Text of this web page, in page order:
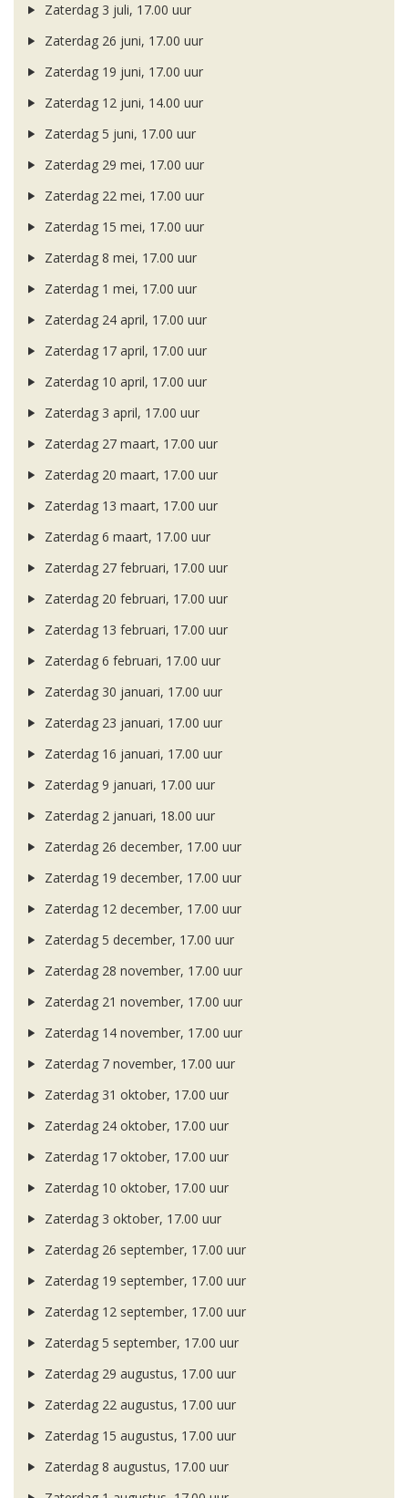
Zaterdag 3 juli, 17.00 uur
Zaterdag 26 juni, 17.00 uur
Zaterdag 19 juni, 17.00 uur
Zaterdag 12 juni, 14.00 uur
Zaterdag 5 juni, 17.00 uur
Zaterdag 29 mei, 17.00 uur
Zaterdag 22 mei, 17.00 uur
Zaterdag 15 mei, 17.00 uur
Zaterdag 8 mei, 17.00 uur
Zaterdag 1 mei, 17.00 uur
Zaterdag 24 april, 17.00 uur
Zaterdag 17 april, 17.00 uur
Zaterdag 10 april, 17.00 uur
Zaterdag 3 april, 17.00 uur
Zaterdag 27 maart, 17.00 uur
Zaterdag 20 maart, 17.00 uur
Zaterdag 13 maart, 17.00 uur
Zaterdag 6 maart, 17.00 uur
Zaterdag 27 februari, 17.00 uur
Zaterdag 20 februari, 17.00 uur
Zaterdag 13 februari, 17.00 uur
Zaterdag 6 februari, 17.00 uur
Zaterdag 30 januari, 17.00 uur
Zaterdag 23 januari, 17.00 uur
Zaterdag 16 januari, 17.00 uur
Zaterdag 9 januari, 17.00 uur
Zaterdag 2 januari, 18.00 uur
Zaterdag 26 december, 17.00 uur
Zaterdag 19 december, 17.00 uur
Zaterdag 12 december, 17.00 uur
Zaterdag 5 december, 17.00 uur
Zaterdag 28 november, 17.00 uur
Zaterdag 21 november, 17.00 uur
Zaterdag 14 november, 17.00 uur
Zaterdag 7 november, 17.00 uur
Zaterdag 31 oktober, 17.00 uur
Zaterdag 24 oktober, 17.00 uur
Zaterdag 17 oktober, 17.00 uur
Zaterdag 10 oktober, 17.00 uur
Zaterdag 3 oktober, 17.00 uur
Zaterdag 26 september, 17.00 uur
Zaterdag 19 september, 17.00 uur
Zaterdag 12 september, 17.00 uur
Zaterdag 5 september, 17.00 uur
Zaterdag 29 augustus, 17.00 uur
Zaterdag 22 augustus, 17.00 uur
Zaterdag 15 augustus, 17.00 uur
Zaterdag 8 augustus, 17.00 uur